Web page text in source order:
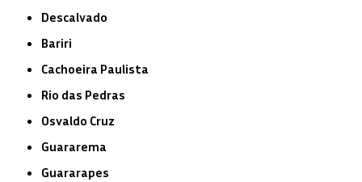
Descalvado
Bariri
Cachoeira Paulista
Rio das Pedras
Osvaldo Cruz
Guararema
Guararapes